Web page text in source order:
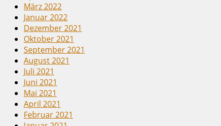
März 2022
Januar 2022
Dezember 2021
Oktober 2021
September 2021
August 2021
Juli 2021
Juni 2021
Mai 2021
April 2021
Februar 2021